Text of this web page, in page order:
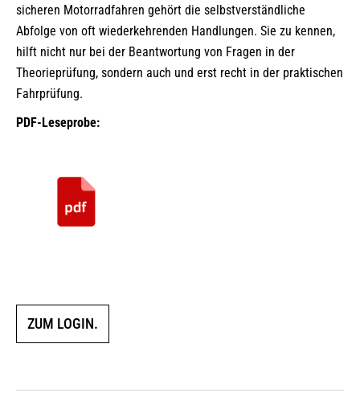
sicheren Motorradfahren gehört die selbstverständliche
Abfolge von oft wiederkehrenden Handlungen. Sie zu kennen,
hilft nicht nur bei der Beantwortung von Fragen in der
Theorieprüfung, sondern auch und erst recht in der praktischen
Fahrprüfung.
PDF-Leseprobe:
ZUM LOGIN.